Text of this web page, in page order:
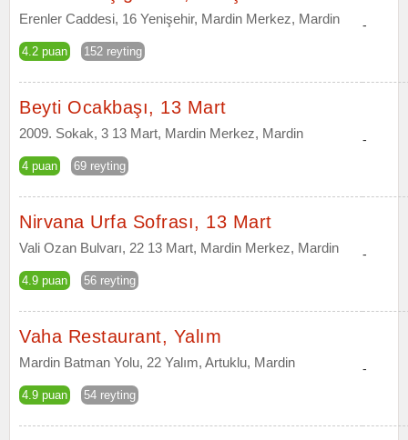
Erenler Caddesi, 16 Yenişehir, Mardin Merkez, Mardin
4.2 puan 152 reyting
-
Beyti Ocakbaşı, 13 Mart
2009. Sokak, 3 13 Mart, Mardin Merkez, Mardin
4 puan 69 reyting
-
Nirvana Urfa Sofrası, 13 Mart
Vali Ozan Bulvarı, 22 13 Mart, Mardin Merkez, Mardin
4.9 puan 56 reyting
-
Vaha Restaurant, Yalım
Mardin Batman Yolu, 22 Yalım, Artuklu, Mardin
4.9 puan 54 reyting
-